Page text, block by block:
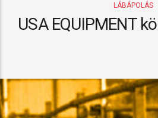
LÁBÁPOLÁS
USA EQUIPMENT